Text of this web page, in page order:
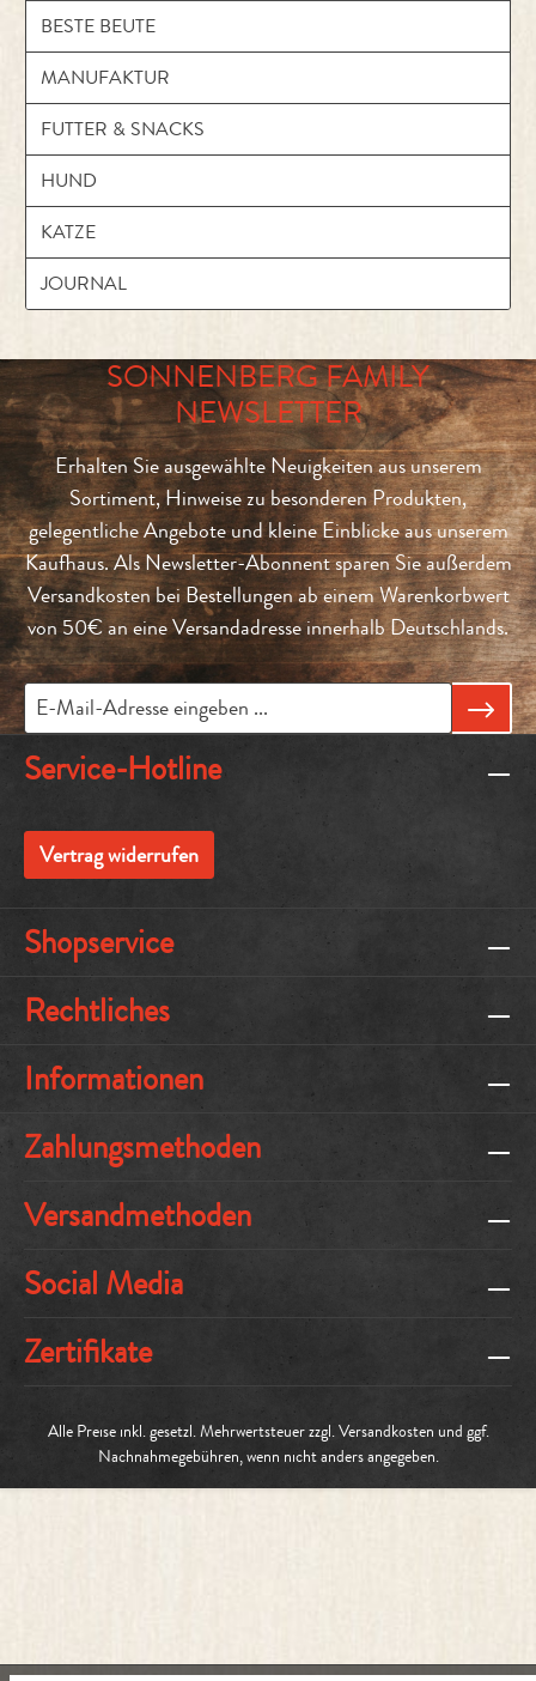
BESTE BEUTE
MANUFAKTUR
FUTTER & SNACKS
HUND
KATZE
JOURNAL
SONNENBERG FAMILY
NEWSLETTER
Erhalten Sie ausgewählte Neuigkeiten aus unserem
Sortiment, Hinweise zu besonderen Produkten,
gelegentliche Angebote und kleine Einblicke aus unserem
Kaufhaus. Als Newsletter-Abonnent sparen Sie außerdem
Versandkosten bei Bestellungen ab einem Warenkorbwert
von 50€ an eine Versandadresse innerhalb Deutschlands.
Service-Hotline
Vertrag widerrufen
Shopservice
Rechtliches
Informationen
Zahlungsmethoden
Versandmethoden
Social Media
Zertifikate
Alle Preise inkl. gesetzl. Mehrwertsteuer zzgl.Versandkosten und ggf.
Nachnahmegebühren, wenn nicht anders angegeben.